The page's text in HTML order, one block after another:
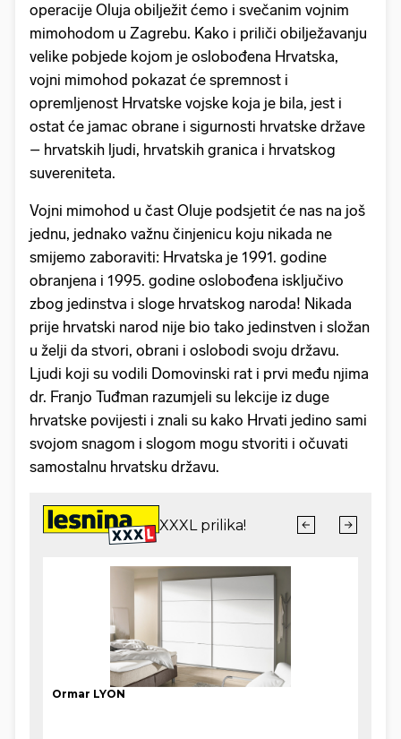
operacije Oluja obilježit ćemo i svečanim vojnim
mimohodom u Zagrebu. Kako i priliči obilježavanju
velike pobjede kojom je oslobođena Hrvatska,
vojni mimohod pokazat će spremnost i
opremljenost Hrvatske vojske koja je bila, jest i
ostat će jamac obrane i sigurnosti hrvatske države
– hrvatskih ljudi, hrvatskih granica i hrvatskog
suvereniteta.
Vojni mimohod u čast Oluje podsjetit će nas na još
jednu, jednako važnu činjenicu koju nikada ne
smijemo zaboraviti: Hrvatska je 1991. godine
obranjena i 1995. godine oslobođena isključivo
zbog jedinstva i sloge hrvatskog naroda! Nikada
prije hrvatski narod nije bio tako jedinstven i složan
u želji da stvori, obrani i oslobodi svoju državu.
Ljudi koji su vodili Domovinski rat i prvi među njima
dr. Franjo Tuđman razumjeli su lekcije iz duge
hrvatske povijesti i znali su kako Hrvati jedino sami
svojom snagom i slogom mogu stvoriti i očuvati
samostalnu hrvatsku državu.